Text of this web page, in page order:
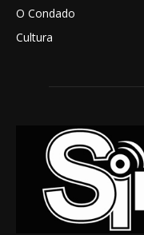
O Condado
Cultura